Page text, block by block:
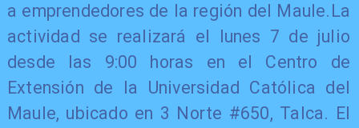
a emprendedores de la región del Maule.La
actividad se realizará el lunes 7 de julio
desde las 9:00 horas en el Centro de
Extensión de la Universidad Católica del
Maule, ubicado en 3 Norte #650, Talca. El